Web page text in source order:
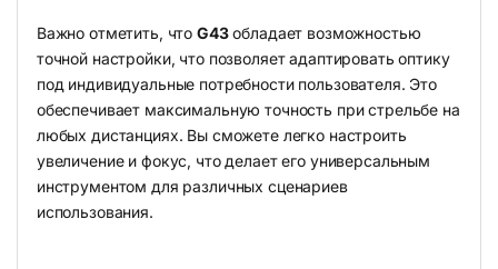
Важно отметить, что G43обладает возможностью
точной настройки, что позволяет адаптировать оптику
под индивидуальные потребности пользователя. Это
обеспечивает максимальную точность при стрельбе на
любых дистанциях. Вы сможете легко настроить
увеличение и фокус, что делает его универсальным
инструментом для различных сценариев
использования.